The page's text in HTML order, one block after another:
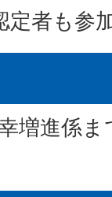
定者も参
増進係